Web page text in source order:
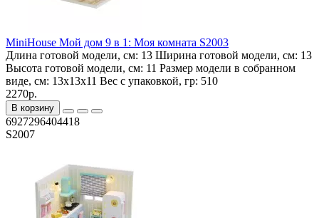
MiniHouse Мой дом 9 в 1: Моя комната S2003
Длина готовой модели, см: 13 Ширина готовой модели, см: 13
Высота готовой модели, см: 11 Размер модели в собранном
виде, см: 13x13x11 Вес с упаковкой, гр: 510
2270р.
В корзину
6927296404418
S2007